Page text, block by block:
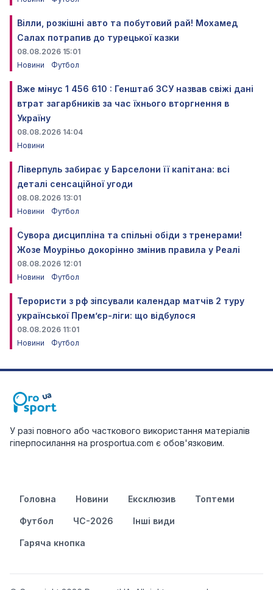
Вілли, розкішні авто та побутовий рай! Мохамед
Салах потрапив до турецької казки
08.08.2026 15:01
Новини
Футбол
Вже мінус 1 456 610 : Генштаб ЗСУ назвав свіжі дані
втрат загарбників за час їхнього вторгнення в
Україну
08.08.2026 14:04
Новини
Ліверпуль забирає у Барселони її капітана: всі
деталі сенсаційної угоди
08.08.2026 13:01
Новини
Футбол
Сувора дисципліна та спільні обіди з тренерами!
Жозе Моуріньо докорінно змінив правила у Реалі
08.08.2026 12:01
Новини
Футбол
Терористи з рф зіпсували календар матчів 2 туру
української Прем’єр-ліги: що відбулося
08.08.2026 11:01
Новини
Футбол
У разі повного або часткового використання матеріалів
гіперпосилання на prosportua.com є обов'язковим.
Головна Новини Ексклюзив Топтеми
Футбол ЧС-2026 Інші види
Гаряча кнопка